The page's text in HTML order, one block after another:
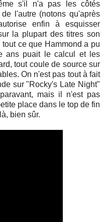
s'il n'a pas les côtés
l'autre (notons qu'après
enfin à esquisser
la plupart des titres son
ce que Hammond a pu
ans puait le calcul et les
tout coule de source sur
On n'est pas tout à fait
sur "Rocky's Late Night"
mais il n'est pas
place dans le top de fin
bien sûr.